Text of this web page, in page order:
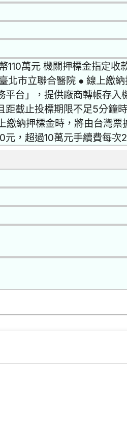
110萬元 機關押標金指定收
北市立聯合醫院 ● 線上繳
平台」，提供廠商轉帳存入
距截止投標期限不足5分鐘
繳納押標金時，將由台灣票
，超過10萬元手續費每次